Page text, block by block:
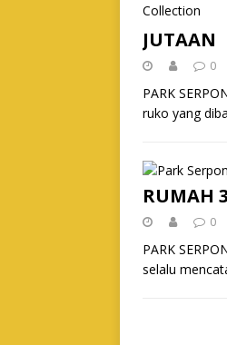
JUTAAN
0
PARK
ruko yang
RUMAH
0
PARK
selalu